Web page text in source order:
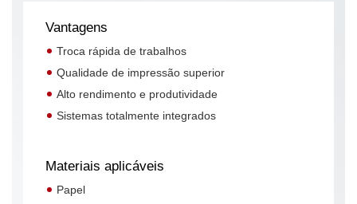
Vantagens
Troca rápida de trabalhos
Qualidade de impressão superior
Alto rendimento e produtividade
Sistemas totalmente integrados
Materiais aplicáveis
Papel